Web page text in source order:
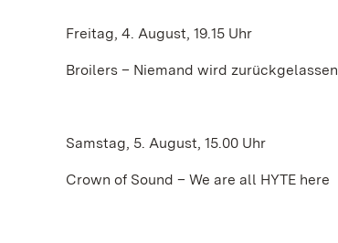
Freitag, 4. August, 19.15 Uhr
Broilers – Niemand wird zurückgelassen
Samstag, 5. August, 15.00 Uhr
Crown of Sound – We are all HYTE here